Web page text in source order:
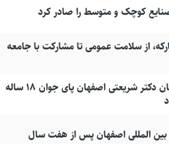
کوچک و متوسط را صادر کرد
از سلامت عمومی تا مشارکت با جامعه
توانمندی متخصص جراحی بیمارستان دکتر شریعتی اصفهان پای جوان ۱۸ ساله
المللی اصفهان پس از هفت سال